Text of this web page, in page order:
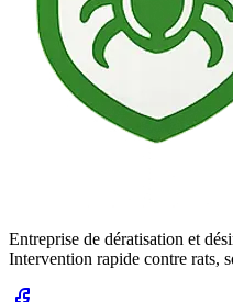
Entreprise de dératisation et
Intervention rapide contre rats,